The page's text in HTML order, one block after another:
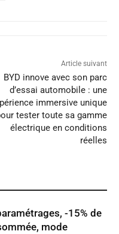
Article suivant
BYD innove avec son parc
d’essai automobile : une
immersive unique
tester toute sa gamme
électrique en conditions
réelles
-15% de
mode